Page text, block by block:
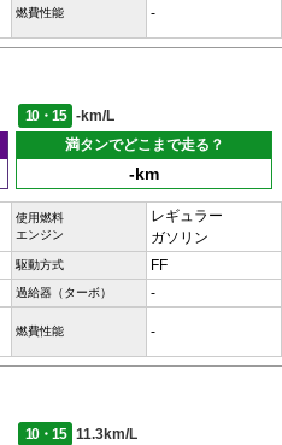
燃費性能 -
10・15
-km/L
満タンでどこまで走る？
-km
使用燃料
エンジン
レギュラー
ガソリン
駆動方式 FF
過給器（ターボ） -
燃費性能 -
10・15
11.3km/L